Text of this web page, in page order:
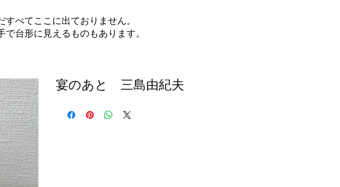
べてここに出ておりません。
台形に見えるものもあります。
宴のあと 三島由紀夫